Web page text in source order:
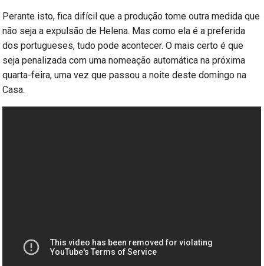
Perante isto, fica difícil que a produção tome outra medida que
não seja a expulsão de Helena. Mas como ela é a preferida
dos portugueses, tudo pode acontecer. O mais certo é que
seja penalizada com uma nomeação automática na próxima
quarta-feira, uma vez que passou a noite deste domingo na
Casa.